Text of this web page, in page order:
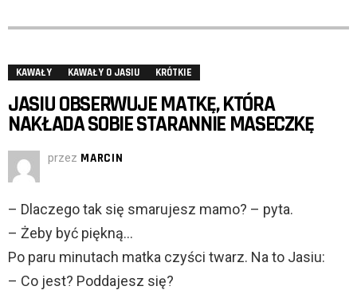
KAWAŁY KAWAŁY O JASIU KRÓTKIE
JASIU OBSERWUJE MATKĘ, KTÓRA
NAKŁADA SOBIE STARANNIE MASECZKĘ
przez MARCIN
– Dlaczego tak się smarujesz mamo? – pyta.
– Żeby być piękną…
Po paru minutach matka czyści twarz. Na to Jasiu:
– Co jest? Poddajesz się?